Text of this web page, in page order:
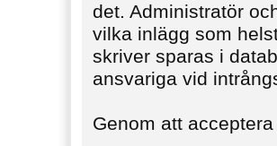
det. Administratör
vilka inlägg som
skriver sparas i
ansvariga vid
Genom att